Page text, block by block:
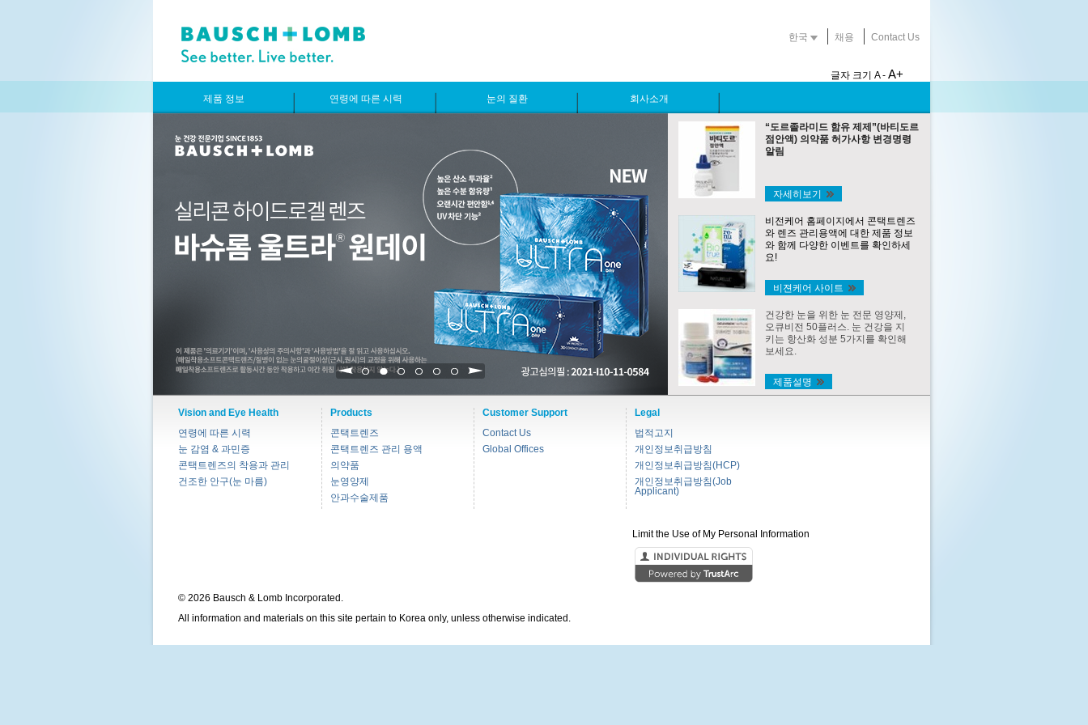
한국 채용 Contact Us
글자 크기 A - A+
제품 정보 연령에 따른 시력 눈의 질환 회사소개
1 2 3 4 5 6
“도르졸라미드 함유 제제”(바티도르
점안액) 의약품 허가사항 변경명령
알림
자세히보기
비전케어 홈페이지에서 콘택트렌즈
와 렌즈 관리용액에 대한 제품 정보
와 함께 다양한 이벤트를 확인하세
요!
비젼케어 사이트
건강한 눈을 위한 눈 전문 영양제,
오큐비전 50플러스. 눈 건강을 지
키는 항산화 성분 5가지를 확인해
보세요.
제품설명
Vision and Eye Health
연령에 따른 시력
눈 감염 & 과민증
콘택트렌즈의 착용과 관리
건조한 안구(눈 마름)
Products
콘택트렌즈
콘택트렌즈 관리 용액
의약품
눈영양제
안과수술제품
Customer Support
Contact Us
Global Offices
Legal
법적고지
개인정보취급방침
개인정보취급방침(HCP)
개인정보취급방침(Job
Applicant)
Limit the Use of My Personal Information
© 2026 Bausch & Lomb Incorporated.
All information and materials on this site pertain to Korea only, unless otherwise indicated.